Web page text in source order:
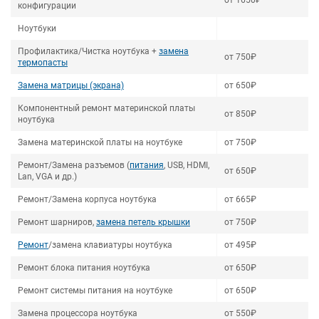
конфигурации
Ноутбуки
Профилактика/Чистка ноутбука + замена
термопасты
от 750₽
Замена матрицы (экрана) от 650₽
Компонентный ремонт материнской платы
ноутбука
от 850₽
Замена материнской платы на ноутбуке от 750₽
Ремонт/Замена разъемов (питания, USB, HDMI,
Lan, VGA и др.)
от 650₽
Ремонт/Замена корпуса ноутбука от 665₽
Ремонт шарниров, замена петель крышки от 750₽
Ремонт/замена клавиатуры ноутбука от 495₽
Ремонт блока питания ноутбука от 650₽
Ремонт системы питания на ноутбуке от 650₽
Замена процессора ноутбука от 550₽